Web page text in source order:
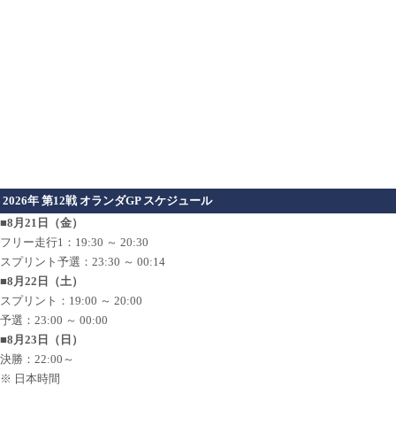
2026年 第12戦 オランダGP スケジュール
■8月21日（金）
フリー走行1：19:30 ～ 20:30
スプリント予選：23:30 ～ 00:14
■8月22日（土）
スプリント：19:00 ～ 20:00
予選：23:00 ～ 00:00
■8月23日（日）
決勝：22:00～
※ 日本時間